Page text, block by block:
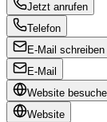
Jetzt anrufen
Telefon
E-Mail schreiben
E-Mail
Website
Website